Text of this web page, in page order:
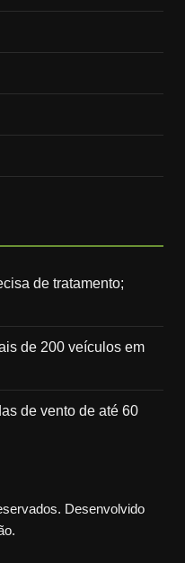
de tratamento;
de 200 veículos em
de vento de até 60
Desenvolvido